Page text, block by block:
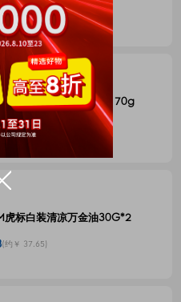
(约￥ 29.46)
冬阴功一体式汤料 70g
￥ 11.26)
虎标白装清凉万金油30G*2
(约￥ 37.65)